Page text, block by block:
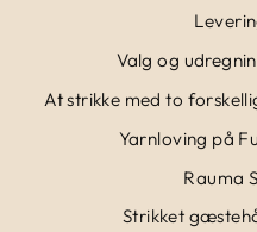
Valg og
At strikke med to
Yarnloving på
Rauma
Strikket